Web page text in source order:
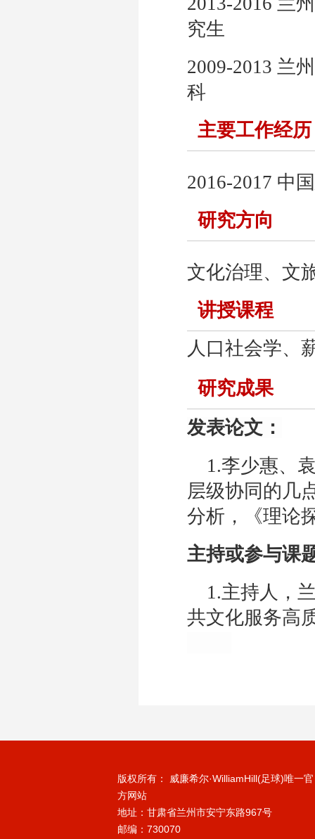
究生
2009-2013 兰
科
主要工作经历
201 6-2017 中
研究方向
文化治理、文
讲授课程
人口社会学、
研究成果
发表论文：
1.李少惠、
层级协同的几
分析，《理论
主持或参与课
1.主持人，
共文化服务高
版权所有： 威廉希尔·WilliamHill(足球)唯一官
方网站
地址：甘肃省兰州市安宁东路967号
邮编：730070